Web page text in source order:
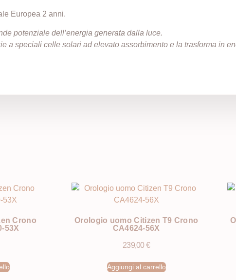
Europea 2 anni.
potenziale dell’energia generata dalla luce.
a speciali celle solari ad elevato assorbimento e la trasforma in
Crono
53X
Orologio uomo Citizen T9 Crono
CA4624-56X
239,00€
Aggiungi al carrello